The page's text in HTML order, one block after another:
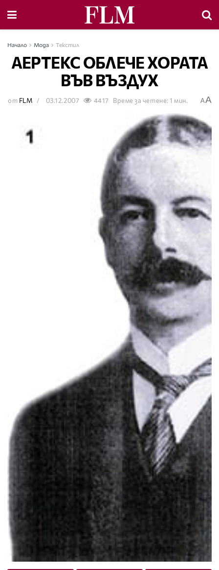
Начало Мода Текстил
АЕРТЕКС ОБЛЕЧЕ ХОРАТА
ВЪВ ВЪЗДУХ
от FLM 03.12.2007 4417 Време за четене: 1 мин. AA